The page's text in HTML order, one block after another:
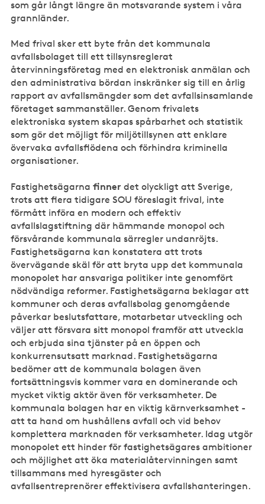
som går långt längre än motsvarande system i våra
grannländer.
Med frival sker ett byte från det kommunala
avfallsbolaget till ett tillsynsreglerat
återvinningsföretag med en elektronisk anmälan och
den administrativa bördan inskränker sig till en årlig
rapport av avfallsmängder som det avfallsinsamlande
företaget sammanställer. Genom frivalets
elektroniska system skapas spårbarhet och statistik
som gör det möjligt för miljötillsynen att enklare
övervaka avfallsflödena och förhindra kriminella
organisationer.
Fastighetsägarnafinnerdet olyckligt att Sverige,
trots att flera tidigare SOU föreslagit frival, inte
förmått införa en modern och effektiv
avfallslagstiftning där hämmande monopol och
försvårande kommunala särregler undanröjts.
Fastighetsägarna kan konstatera att trots
övervägande skäl för att bryta upp det kommunala
monopolet har ansvariga politiker inte genomfört
nödvändiga reformer. Fastighetsägarna beklagar att
kommuner och deras avfallsbolag genomgående
påverkar beslutsfattare, motarbetar utveckling och
väljer att försvara sitt monopol framför att utveckla
och erbjuda sina tjänster på en öppen och
konkurrensutsatt marknad. Fastighetsägarna
bedömer att de kommunala bolagen även
fortsättningsvis kommer vara en dominerande och
mycket viktig aktör även för verksamheter. De
kommunala bolagen har en viktig kärnverksamhet -
att ta hand om hushållens avfall och vid behov
komplettera marknaden för verksamheter. Idag utgör
monopolet ett hinder för fastighetsägares ambitioner
och möjlighet att öka materialåtervinningen samt
tillsammans med hyresgäster och
avfallsentreprenörer effektivisera avfallshanteringen.